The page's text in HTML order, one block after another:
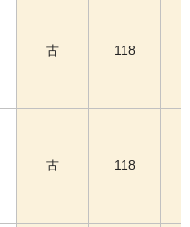
古 118
古 118